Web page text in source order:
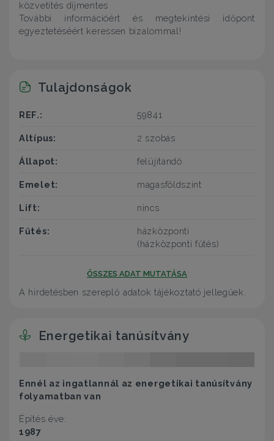
közvetítés díjmentes
További információért és megtekintési időpont
egyeztetéséért keressen bizalommal!
Tulajdonságok
REF.: 59841
Altípus: 2 szobás
Állapot: felújítandó
Emelet: magasföldszint
Lift: nincs
Fűtés:
házközponti
(házközponti fűtés)
ÖSSZES ADAT MUTATÁSA
A hirdetésben szereplő adatok tájékoztató jellegűek.
Energetikai tanúsítvány
Ennél az ingatlannál az energetikai tanúsítvány
folyamatban van
Építés éve:
1987